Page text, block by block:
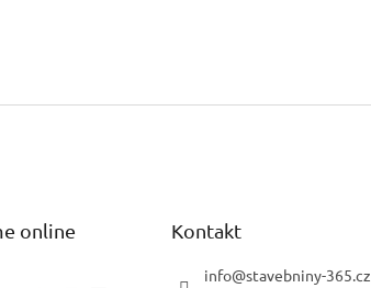
online
Kontakt
info@stavebniny-365.cz